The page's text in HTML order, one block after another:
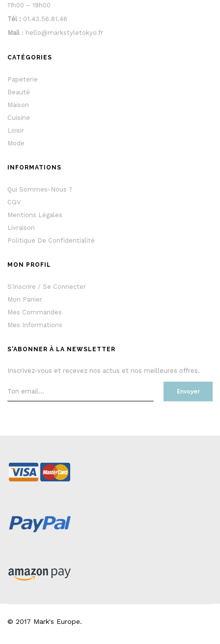
11h00 – 19h00
Tél : 01.43.56.81.46
Mail : hello@markstyletokyo.fr
CATÉGORIES
Papeterie
Beauté
Maison
Cuisine
Loisir
Mode
INFORMATIONS
Qui Sommes-Nous ?
CGV
Mentions Légales
Livraison
Politique De Confidentialité
MON PROFIL
S'inscrire / Se Connecter
Mon Panier
Mes Commandes
Mes Informations
S'ABONNER À LA NEWSLETTER
Inscrivez-vous et recevez nos actus et nos meilleures offres.
Envoyer
© 2017 Mark's Europe.